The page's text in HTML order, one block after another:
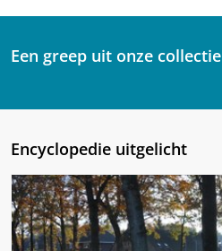
Een greep uit onze collectie
Encyclopedie uitgelicht